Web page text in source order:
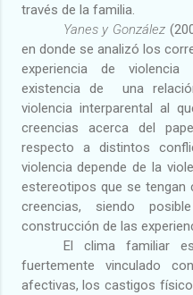
través de la familia.
Yanes y González
en donde se analizó los
experiencia de violencia
existencia de
una
violencia interparental al
creencias acerca del
respecto a distintos
violencia depende de la
estereotipos que se tengan
creencias, siendo
construcción de las
El clima familiar
fuertemente vinculado
afectivas, los castigos